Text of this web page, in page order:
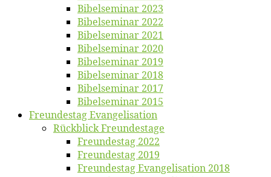
Bi­bel­se­mi­nar 2023
Bi­bel­se­mi­nar 2022
Bi­bel­se­mi­nar 2021
Bi­bel­se­mi­nar 2020
Bi­bel­se­mi­nar 2019
Bi­bel­se­mi­nar 2018
Bibelsemi­nar 2017
Bibelsemi­nar 2015
Freun­des­tag Evangelisation
Rück­blick Freundestage
Freun­des­tag 2022
Freun­des­tag 2019
Freun­des­tag Evan­ge­li­sa­ti­on 2018